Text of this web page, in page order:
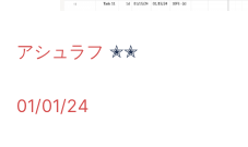
アシュラフ ✭✭
01/01/24